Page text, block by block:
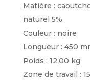
Matière :
naturel 5%
Couleur : noire
Longueur : 450
Poids : 12,00 kg
Zone de travail :